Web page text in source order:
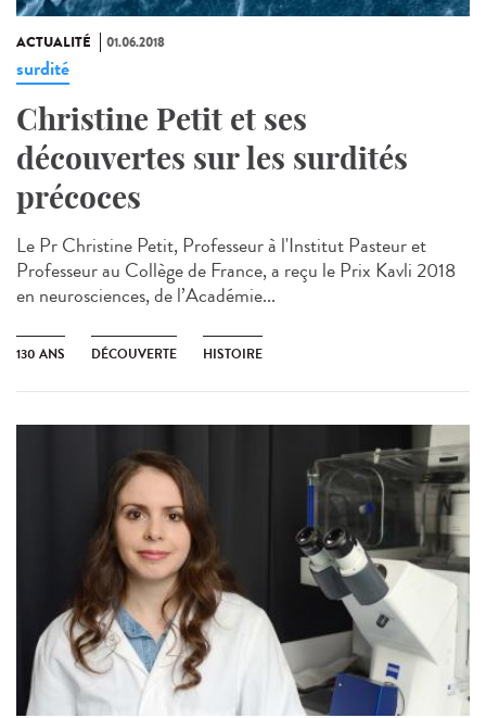
ACTUALITÉ 01.06.2018
surdité
Christine Petit et ses
découvertes sur les surdités
précoces
Le Pr Christine Petit, Professeur à l'Institut Pasteur et
Professeur au Collège de France, a reçu le Prix Kavli 2018
en neurosciences, de l’Académie...
130 ANS DÉCOUVERTE HISTOIRE